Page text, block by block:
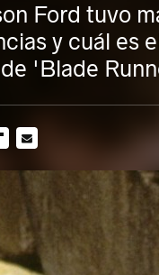
Ford tuvo
y cuál es
'Blade